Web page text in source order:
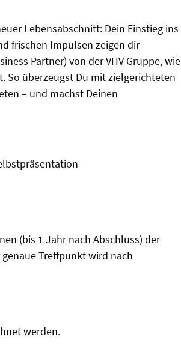
Lebensabschnitt: Dein Einstieg ins
frischen Impulsen zeigen dir
Partner) von der VHV Gruppe, wie
So überzeugst Du mit zielgerichteten
– und machst Deinen
(bis 1 Jahr nach Abschluss) der
Treffpunkt wird nach
werden.